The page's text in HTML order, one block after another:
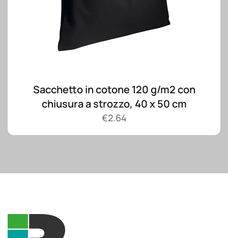
Sacchetto in cotone 120 g/m2 con
chiusura a strozzo, 40 x 50 cm
€2.64